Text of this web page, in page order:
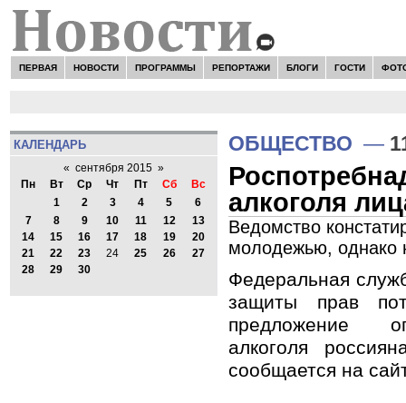
ПЕРВАЯ НОВОСТИ ПРОГРАММЫ РЕПОРТАЖИ БЛОГИ ГОСТИ
КАЛЕНДАРЬ
« сентября 2015 »
Пн
Вт Ср Чт Пт Сб
Вс
1
2 3 4 5
6
7
8 9 10 11 12
13
14
15 16 17 18 19
20
21
22 23 24 25 26
27
28
29 30
ОБЩЕСТВО —
алкоголя
Ведомство
молодежью, однако
Федеральная
защиты прав
предложение
алкоголя
сообщается на